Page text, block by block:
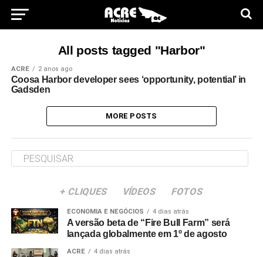
All posts tagged "Harbor"
ACRE 2 anos ago
Coosa Harbor developer sees ‘opportunity, potential’ in
Gadsden
MORE POSTS
+ CLIQUES VÍDEOS FOTOS
ECONOMIA E NEGÓCIOS 4 dias atrás
A versão beta de “Fire Bull Farm” será
lançada globalmente em 1º de agosto
ACRE 4 dias atrás